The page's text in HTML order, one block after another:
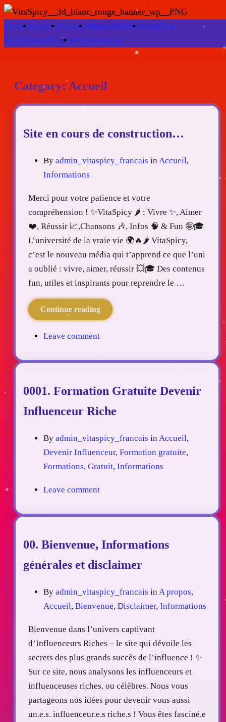
AccueilArticlesContactMasterSkillProWebKitia
RichFamousDreamWebMarketiA
Category:Accueil
Site en cours de construction…
By admin_vitaspicy_francais in Accueil,
Informations
Merci pour votre patience et votre
compréhension ! ✨VitaSpicy 🌶️ : Vivre ✨, Aimer
❤️, Réussir 📈,Chansons 🎶, Infos 🧠 & Fun 🤪🎓
L’université de la vraie vie 🌍🔥🌶️ VitaSpicy,
c’est le nouveau média qui t’apprend ce que l’uni
a oublié : vivre, aimer, réussir 💥🎓 Des contenus
fun, utiles et inspirants pour reprendre le …
Continue reading
Leave comment
0001. Formation Gratuite Devenir
Influenceur Riche
By admin_vitaspicy_francais in Accueil,
Devenir Influenceur, Formation gratuite,
Formations, Gratuit, Informations
Leave comment
00. Bienvenue, Informations
générales et disclaimer
By admin_vitaspicy_francais in A propos,
Accueil, Bienvenue, Disclaimer, Informations
Bienvenue dans l’univers captivant
d’Influenceurs Riches – le site qui dévoile les
secrets des plus grands succès de l’influence ! ✨
Sur ce site, nous analysons les influenceurs et
influenceuses riches, ou célèbres. Nous vous
partageons nos idées pour devenir vous aussi
un.e.s. influenceur.e.s riche.s ! Vous êtes fasciné.e